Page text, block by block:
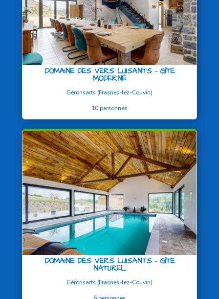
DOMAINE DES VERS LUISANTS – GÎTE
MODERNE
Géronsarts (Frasnes-lez-Couvin)
10 personnes
DOMAINE DES VERS LUISANTS – GÎTE
NATUREL
Géronsarts (Frasnes-lez-Couvin)